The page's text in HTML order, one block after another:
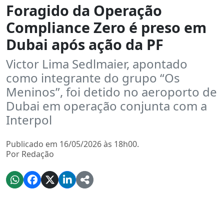
Foragido da Operação
Compliance Zero é preso em
Dubai após ação da PF
Victor Lima Sedlmaier, apontado
como integrante do grupo “Os
Meninos”, foi detido no aeroporto de
Dubai em operação conjunta com a
Interpol
Publicado em 16/05/2026 às 18h00.
Por Redação